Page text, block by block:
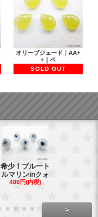
オリーブジェード｜AA+
+｜ペ
SOLD OUT
希少！ブルート
ルマリンinクォ
480円(内税)
>